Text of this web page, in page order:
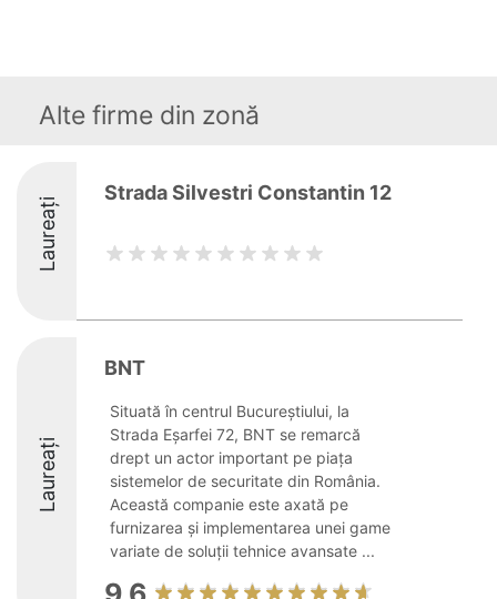
Alte firme din zonă
Laureați
Strada Silvestri Constantin 12
Laureați
BNT
Situată în centrul Bucureștiului, la
Strada Eșarfei 72, BNT se remarcă
drept un actor important pe piața
sistemelor de securitate din România.
Această companie este axată pe
furnizarea și implementarea unei game
variate de soluții tehnice avansate ...